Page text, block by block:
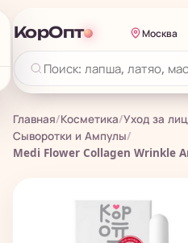
КорОпт Москва
Главная/Косметика/Уход за
Сыворотки и Ампулы/
Medi Flower Collagen Wrinkle